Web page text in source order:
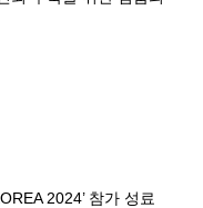
2024’ 참가 성료